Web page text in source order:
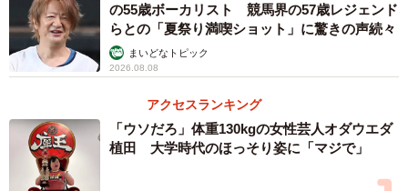
の55歳ボーカリスト 競馬界の57歳レジェンド
らとの「夏祭り満喫ショット」に驚きの声続々
まいどなトピック
2026.08.08
アクセスランキング
「ウソだろ」体重130kgの女性芸人オダウエダ
植田 大学時代のほっそり姿に「マジで」